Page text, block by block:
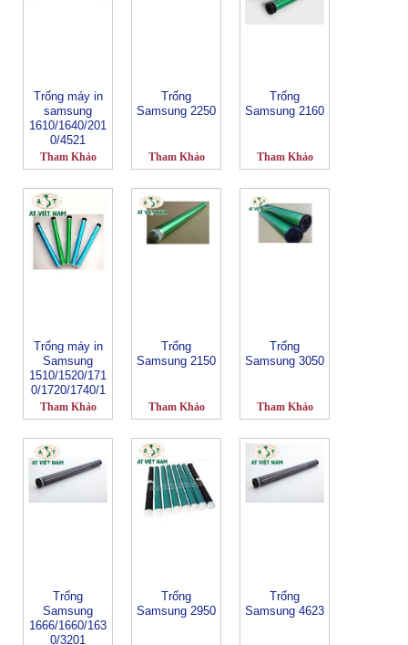
Trống máy in
samsung
1610/1640/201
0/4521
Tham Khảo
Trống
Samsung 2250
Tham Khảo
Trống
Samsung 2160
Tham Khảo
Trống máy in
Samsung
1510/1520/171
0/1720/1740/1
745/1750
Tham Khảo
Trống
Samsung 2150
Tham Khảo
Trống
Samsung 3050
Tham Khảo
Trống
Samsung
1666/1660/163
0/3201
Trống
Samsung 2950
Trống
Samsung 4623